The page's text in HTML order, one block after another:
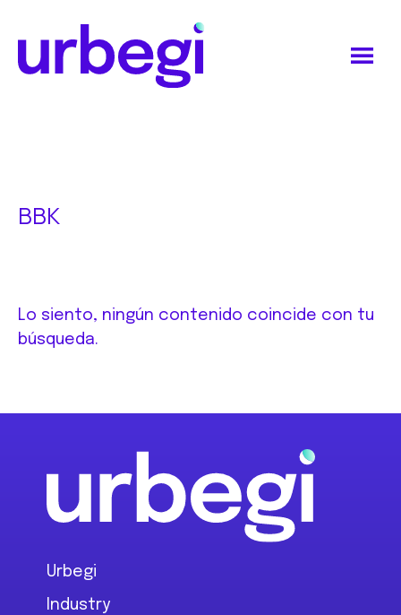
contenido
pie
BBK
Lo siento, ningún contenido coincide con tu
búsqueda.
Footer
Urbegi
Industry